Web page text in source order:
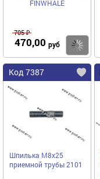
FINWHALE
705 ₽
470,00 руб
Код 7387
Шпилька М8х25
приемной трубы 2101